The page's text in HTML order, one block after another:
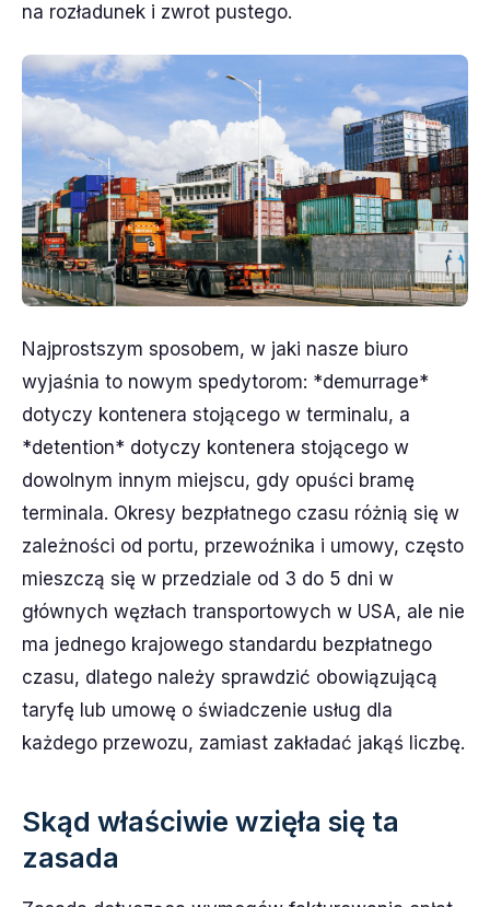
na rozładunek i zwrot pustego.
Najprostszym sposobem, w jaki nasze biuro
wyjaśnia to nowym spedytorom: *demurrage*
dotyczy kontenera stojącego w terminalu, a
*detention* dotyczy kontenera stojącego w
dowolnym innym miejscu, gdy opuści bramę
terminala. Okresy bezpłatnego czasu różnią się w
zależności od portu, przewoźnika i umowy, często
mieszczą się w przedziale od 3 do 5 dni w
głównych węzłach transportowych w USA, ale nie
ma jednego krajowego standardu bezpłatnego
czasu, dlatego należy sprawdzić obowiązującą
taryfę lub umowę o świadczenie usług dla
każdego przewozu, zamiast zakładać jakąś liczbę.
Skąd właściwie wzięła się ta
zasada